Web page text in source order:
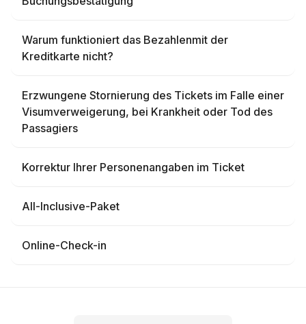
Warum funktioniert das Bezahlenmit der
Kreditkarte nicht?
Erzwungene Stornierung des Tickets im Falle einer
Visumverweigerung, bei Krankheit oder Tod des
Passagiers
Korrektur Ihrer Personenangaben im Ticket
All-Inclusive-Paket
Online-Check-in